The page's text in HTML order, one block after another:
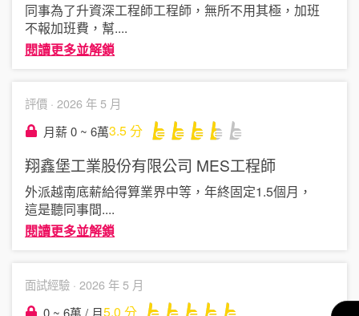
同事為了升資深工程師工程師，無所不用其極，加班
不報加班費，幫....
閱讀更多並解鎖
評價 · 2026 年 5 月
月薪 0 ~ 6萬3.5分
翔鑫堡工業股份有限公司 MES工程師
外派越南底薪給得算業界中等，年終固定1.5個月，
這是聽同事間....
閱讀更多並解鎖
面試經驗 · 2026 年 5 月
0 ~ 6萬 / 月5.0 分